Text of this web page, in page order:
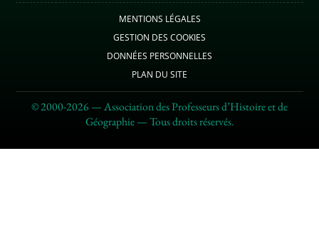
MENTIONS LÉGALES
GESTION DES COOKIES
DONNÉES PERSONNELLES
PLAN DU SITE
© 2000-2026 — Association des Professeurs d’Histoire et de
Géographie — Tous droits réservés.